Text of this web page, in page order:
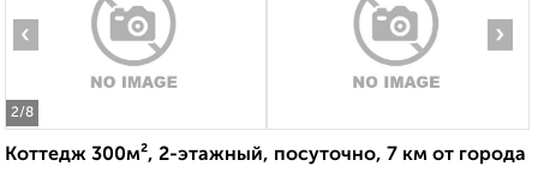
2/8
‹ ›
Коттедж 300м², 2-этажный, посуточно, 7 км от города